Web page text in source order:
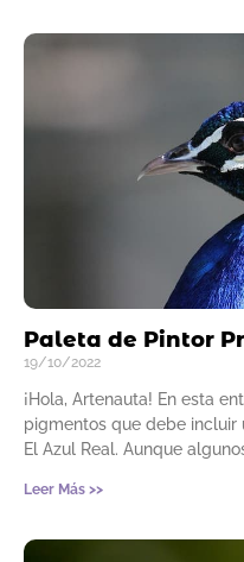
Paleta de Pintor
19/10/2022
¡Hola, Artenauta! En esta
pigmentos que debe incluir
El Azul Real. Aunque
Leer Más >>